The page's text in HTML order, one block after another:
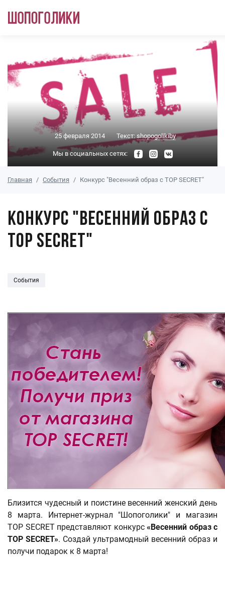
25 февраля 2014 Текст: shopogolikiby
Мы в социальных сетях:
Главная События Конкурс "Весенний образ с TOP SECRET"
Конкурс "Весенний образ с
TOP SECRET"
События
Близится чудесный и поистине весенний женский день
8 марта. Интернет-журнал "Шопоголики" и магазин
TOP SECRET представляют конкурс «Весенний образ с
TOP SECRET». Создай ультрамодный весенний образ и
получи подарок к 8 марта!